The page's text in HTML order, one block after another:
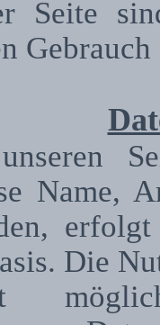
Seite
Gebrauch
Name,
Die